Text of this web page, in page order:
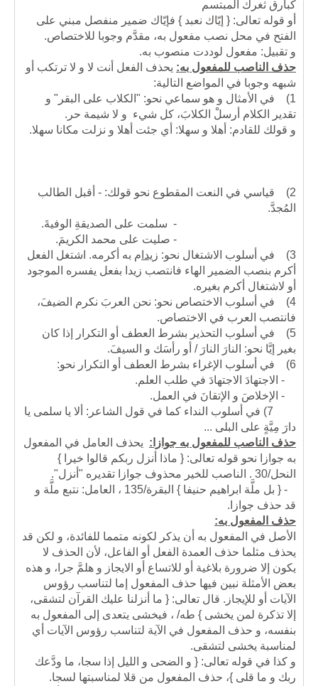
كبارق ثغرك المبتسم
أو قوله تعالى: { إيّاك نعبد } فإيّاك ضمير منفصل مبني على
الفتح في محل نصب مفعول به، مقدَّم وجوبا للاختصاص.
و تقبيل: مفعول لوددت منصوب به.
حذف الناصب للمفعول به: يحذف الفعل أنت لا و لا ترتكب أو
شبهه وجوبا في المواضع التالية:
1)
في الأمثال و هو سماعي نحو: "الكلاب على البقر" و
تقدير الكلام أرسلْ الكلابَ، كل شيء و لا شيمة حر.
و قولك للقادم: أهلا و سهلا: أي جئت أهلا و نزلت مكانا سهلا.
2)
قياسي في النعت المقطوع نحو قولك: - أقبل الطالب
المُجدَّ.
- سلمت على الصديقةِ الوفيةَ.
- صليت على محمد الكريمَ.
3)
في أسلوب الاشتغال نحو: زيدا م به أكرمه. اشتغل الفعل
أكرم بنصب الضمير الهاء فانتصب زيدا بفعل يفسره الموجود
أو لاشتغال أكرم بغيره.
4)
في أسلوب الاختصاص نحو: نحن العربَ نكرم الضيفَ،
فانتصب العرب في الاختصاص.
5)
في أسلوب التحذير بشرط العطف أو التكرار إذا كان
بغير إيَّا نحو: النارَ النارَ / أو رأسَك و السيفَ.
6)
في أسلوب الإغراء بشرط العطف أو التكرار نحو:
- الاجتهادَ الاجتهادَ في طلب العلم.
- الإخلاصَ و الإتقانَ في العمل.
7) في أسلوب النداء كما في قول الشاعر: ألا يا سلمى يا
دارَ مِيَّةٍ على البلى ...
حذف الناصب للمفعول به جوازا: يحذف العامل في المفعول
به جوازا نحو قوله تعالى: { ماذا أنزل ربكم قالوا خيرا }
النحل/30 . الناصب للخير محذوف جوازا تقديره "أنزل".
- { بل ملَّة ابراهيم حنيفا } البقرة/135 ، العامل: نتبع ملَّة و
قد حذف جوازا.
حذف المفعول به:
الأصل في المفعول به أن يذكر لكونه متمما للفائدة، و لكن قد
يحذف مثلما حذف العمدة الفعل أو الفاعل، لأن الحذف لا
يكون إلا ضرورة بلاغية أو للاتساع أو الايجاز و هلمَّ جرا، و هذه
بعض الأمثلة نبين فيها حذف المفعول إما لتناسب رؤوس
الآيات أو للإيجاز. قال تعالى: { ما أنزلنا عليك القرآن لتشقى،
إلا تذكرة لمن يخشى } طه/ ، فيخشى يتعدى إلى المفعول به
بنفسه، و حذف المفعول في الآية لتناسب رؤوس الآيات أي
لمناسبة يخشى لتشقى.
و كذا في قوله تعالى: { و الضحى و الليل إذا سجا، ما ودَّعك
ربك و ما قلى }، حذف المفعول من قلا لمناسبتها لسجا.